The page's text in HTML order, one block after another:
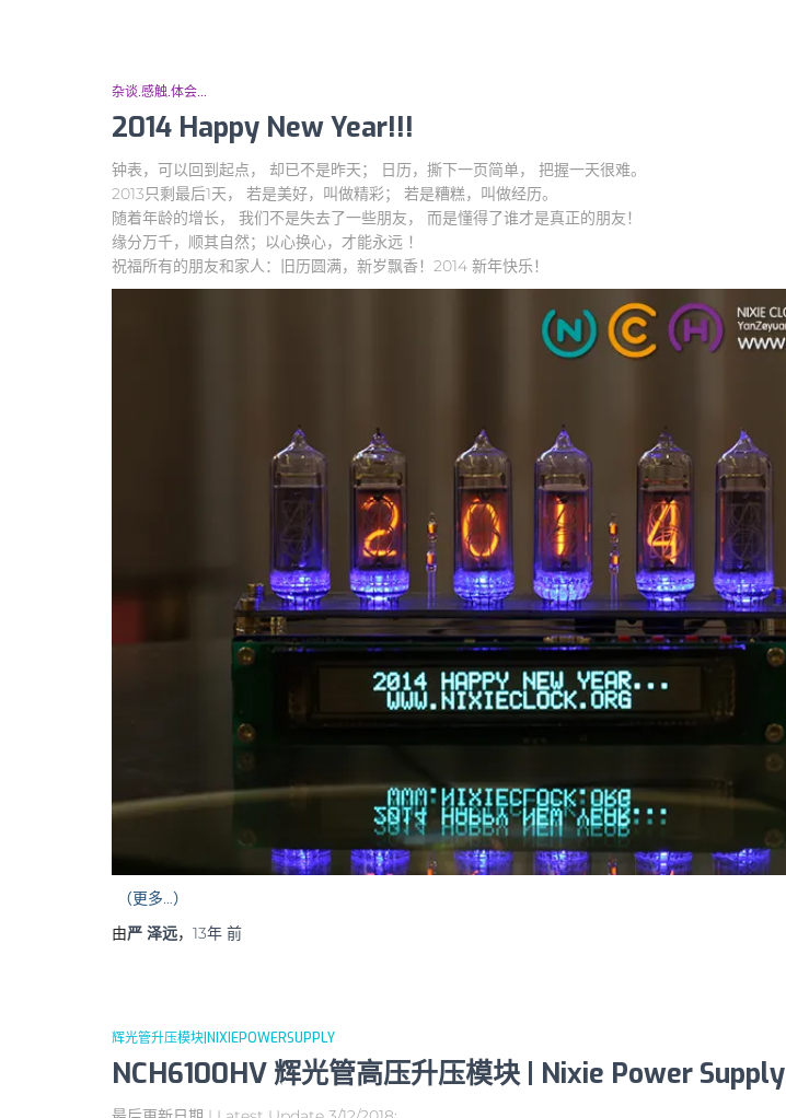
杂谈.感触.体会...
2014 Happy New Year!!!
钟表，可以回到起点， 却已不是昨天； 日历，撕下一页简单， 把握一天很难。
2013只剩最后1天， 若是美好，叫做精彩； 若是糟糕，叫做经历。
随着年龄的增长， 我们不是失去了一些朋友， 而是懂得了谁才是真正的朋友！
缘分万千，顺其自然；以心换心，才能永远 ！
祝福所有的朋友和家人：旧历圆满，新岁飘香！2014 新年快乐！
（更多…）
由严 泽远， 13年 前
辉光管升压模块|NIXIEPOWERSUPPLY
NCH6100HV 辉光管高压升压模块 | Nixie Power Supply